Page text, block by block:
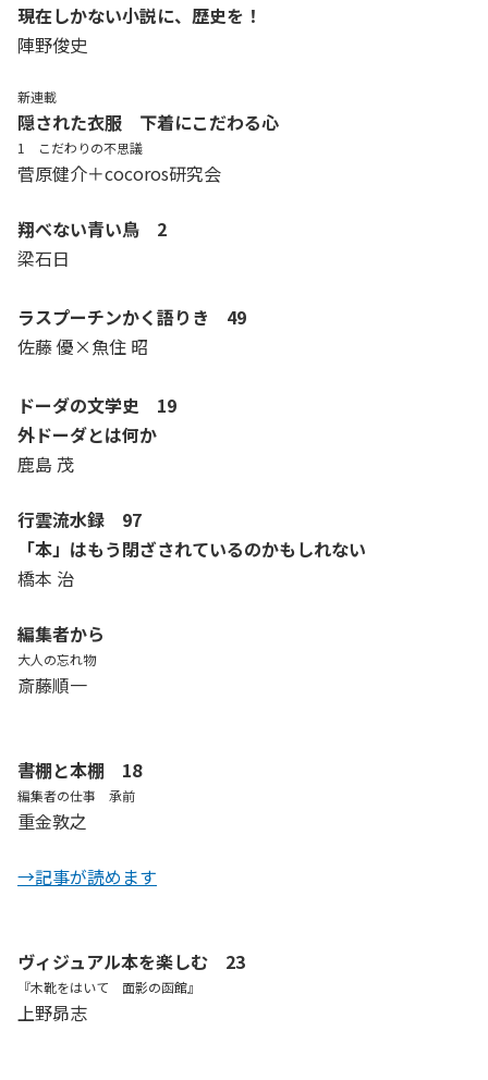
現在しかない小説に、歴史を！
陣野俊史
新連載
隠された衣服 下着にこだわる心
1 こだわりの不思議
菅原健介＋cocoros研究会
翔べない青い鳥 2
梁石日
ラスプーチンかく語りき 49
佐藤 優×魚住 昭
ドーダの文学史 19
外ドーダとは何か
鹿島 茂
行雲流水録 97
「本」はもう閉ざされているのかもしれない
橋本 治
編集者から
大人の忘れ物
斎藤順一
書棚と本棚 18
編集者の仕事 承前
重金敦之
→記事が読めます
ヴィジュアル本を楽しむ 23
『木靴をはいて 面影の函館』
上野昴志